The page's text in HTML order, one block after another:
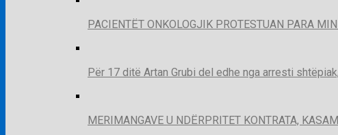
PACIENTËT ONKOLOGJIK PROTESTUAN PARA
Për 17 ditë Artan Grubi del edhe nga arresti
MERIMANGAVE U NDËRPRITET KONTRATA,